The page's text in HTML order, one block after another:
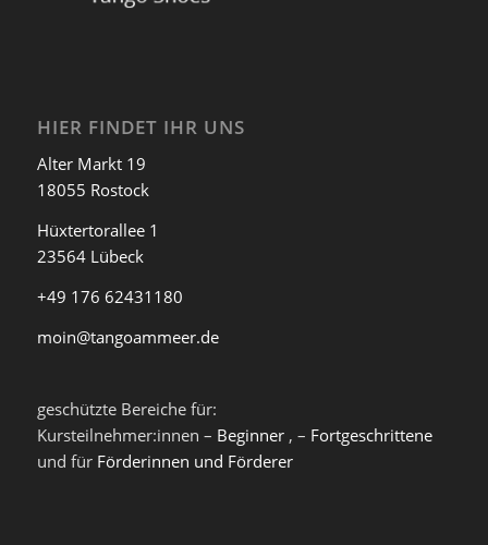
HIER FINDET IHR UNS
Alter Markt 19
18055 Rostock
Hüxtertorallee 1
23564 Lübeck
+49 176 62431180
moin@tangoammeer.de
geschützte Bereiche für:
Kursteilnehmer:innen – Beginner, – Fortgeschrittene
und für Förderinnen und Förderer